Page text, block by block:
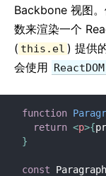
Backbone 视图
数来渲染一个
( this.el ) 提供
会使用
function
return <p>{
}
const